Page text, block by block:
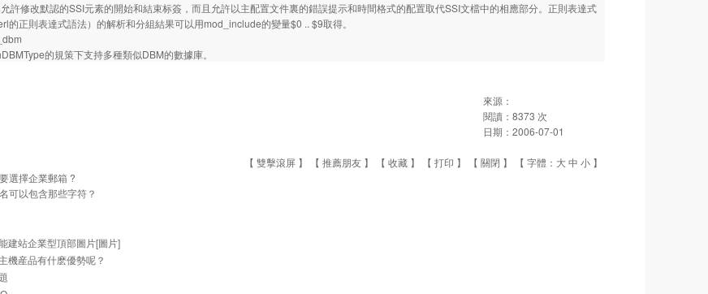
修改默認的SSI元素的開始和結束标簽，而且允許以主配置文件裏的錯誤提示和時間格式的配置取代SSI文檔中的相應部分。正則表達式
的正則表達式語法）的解析和分組結果可以用mod_include的變量$0 .. $9取得。
的規策下支持多種類似DBM的數據庫。
來源：
閱讀： 8373 次
日期： 2006-07-01
【 雙擊滾屏 】 【 推薦朋友 】 【 收藏 】 【 打印 】 【 關閉 】 【 字體： 大中 小 】
選擇企業郵箱 ?
可以包含那些字符？
建站企業型頂部圖片[圖片]
機産品有什麽優勢呢？